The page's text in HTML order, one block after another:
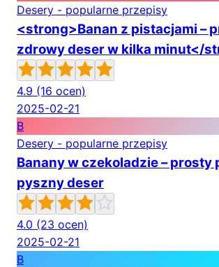
Desery - popularne przepisy
<strong>Banan z pistacjami –
zdrowy deser w kilka minut</
4.9 (16 ocen)
2025-02-21
B
Desery - popularne przepisy
Banany w czekoladzie – prosty
pyszny deser
4.0 (23 ocen)
2025-02-21
B